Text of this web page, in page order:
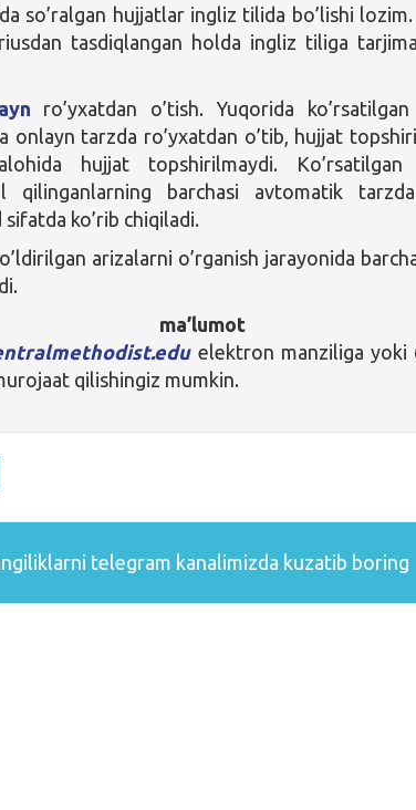
so’ralgan hujjatlar ingliz tilida bo’lishi lozim.
tasdiqlangan holda ingliz tiliga
ro’yxatdan o’tish. Yuqorida
onlayn tarzda ro’yxatdan o’tib, hujjat
hujjat topshirilmaydi. Ko’rsatilgan
qilinganlarning barchasi avtomatik
ko’rib chiqiladi.
arizalarni o’rganish jarayonida
ma’lumot
elektron manziliga yoki
qilishingiz mumkin.
telegram kanalimizda kuzatib boring